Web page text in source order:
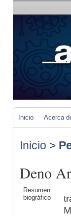
Inicio Acerca
Inicio >
Deno
Resumen
biográfico